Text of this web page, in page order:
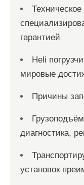
гарантией
Heli
мировые
Причины
диагностика,
установок